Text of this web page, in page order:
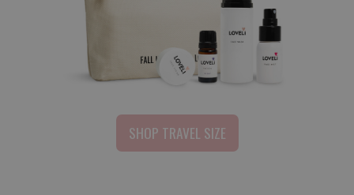
SHOP TRAVEL SIZE